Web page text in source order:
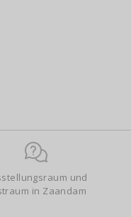
und
in Zaandam